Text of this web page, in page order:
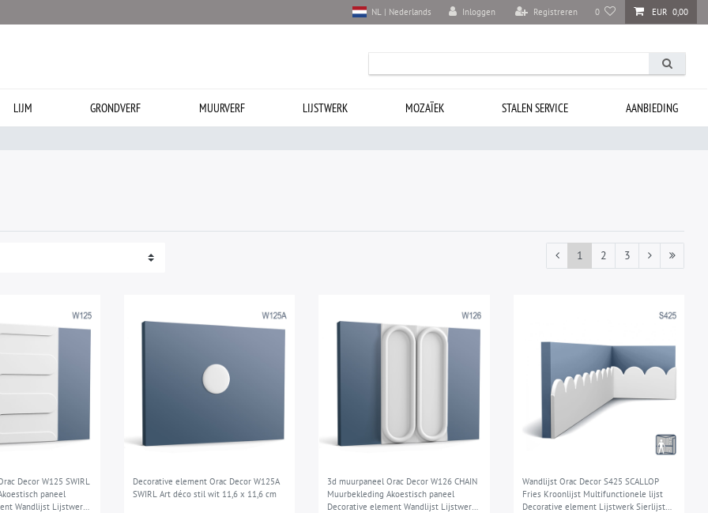
Inloggen Registreren 0 EUR 0,00
NL | Nederlands
LIJM GRONDVERF MUURVERF LIJSTWERK MOZAÏEK STALEN SERVICE AANBIEDING
1 2 3
Decor W125 SWIRL
paneel
Wandlijst Lijstwerk
Decorative element Orac Decor W125A
SWIRL Art déco stil wit 11,6 x 11,6 cm
3d muurpaneel Orac Decor W126 CHAIN
Muurbekleding Akoestisch paneel
Decorative element Wandlijst Lijstwerk
Wandlijst Orac Decor S425 SCALLOP
Fries Kroonlijst Multifunctionele lijst
Decorative element Lijstwerk Sierlijst